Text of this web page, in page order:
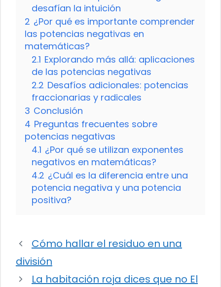
desafían la intuición
2 ¿Por qué es importante comprender
las potencias negativas en
matemáticas?
2.1 Explorando más allá: aplicaciones
de las potencias negativas
2.2 Desafíos adicionales: potencias
fraccionarias y radicales
3 Conclusión
4 Preguntas frecuentes sobre
potencias negativas
4.1 ¿Por qué se utilizan exponentes
negativos en matemáticas?
4.2 ¿Cuál es la diferencia entre una
potencia negativa y una potencia
positiva?
Cómo hallar el residuo en una
división
La habitación roja dices que no El